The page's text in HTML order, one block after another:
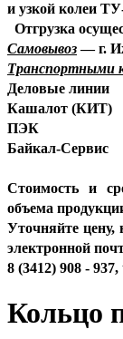
и узкой колеи
Отгрузка
Самовывоз— г.
Транспортными
Деловые линии
Кашалот (КИТ)
ПЭК
Байкал-Сервис
Стоимость и
объема
Уточняйте цену,
электронной
8 (3412) 908 - 937,
Кольцо